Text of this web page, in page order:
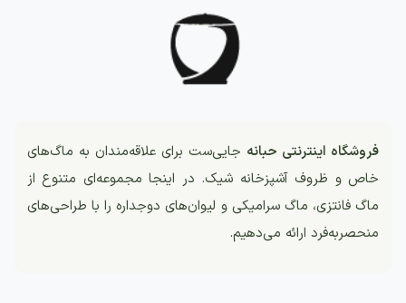
فروشگاه اینترنتی حبانه جایی‌ست برای علاقه‌مندان به ماگ‌های
خاص و ظروف آشپزخانه شیک. در اینجا مجموعه‌ای متنوع از
ماگ فانتزی، ماگ سرامیکی و لیوان‌های دوجداره را با طراحی‌های
منحصربه‌فرد ارائه می‌دهیم.